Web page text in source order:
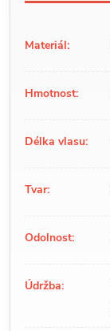
Materiál:
Hmotnost:
Délka vlasu:
Tvar:
Odolnost:
Údržba: